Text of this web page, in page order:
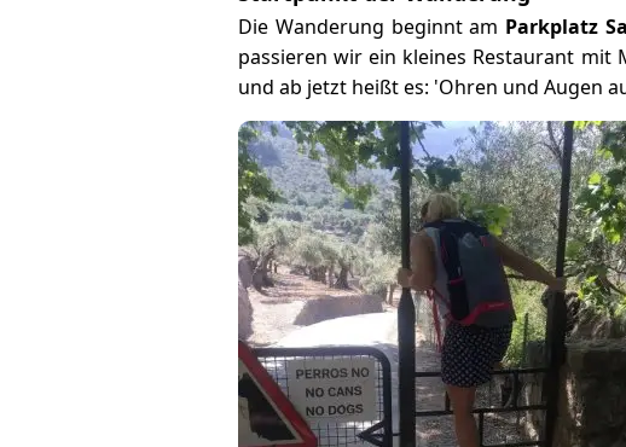
Die Wanderung beginnt am Parkplatz
passieren wir ein kleines Restaurant mit
und ab jetzt heißt es: 'Ohren und Augen